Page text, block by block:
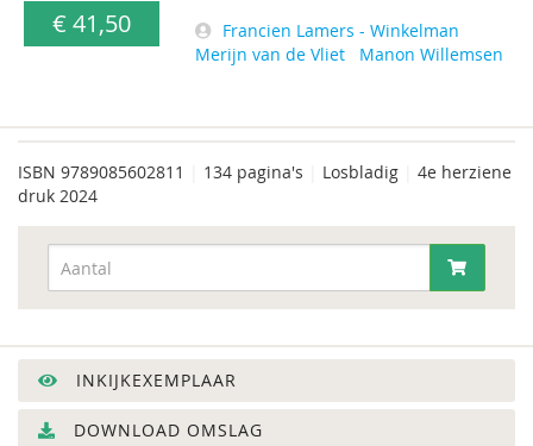
€ 41,50
Francien Lamers - Winkelman
Merijn van de Vliet
Manon Willemsen
ISBN 9789085602811 134 pagina's Losbladig
4e herziene
druk 2024
INKIJKEXEMPLAAR
DOWNLOAD OMSLAG